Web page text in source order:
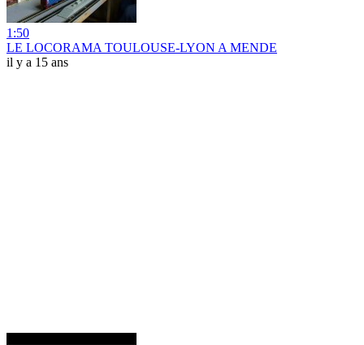
1:50
LE LOCORAMA TOULOUSE-LYON A MENDE
il y a 15 ans